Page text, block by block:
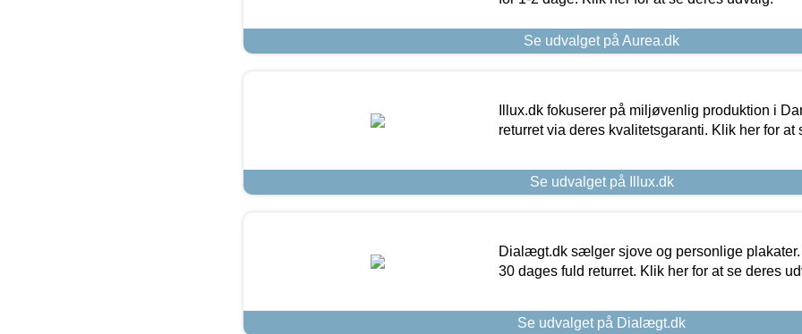
Se udvalget på Aurea.dk
Illux.dk fokuserer på miljøvenlig produktion i
returret via deres kvalitetsgaranti. Klik her for at
Se udvalget på Illux.dk
Dialægt.dk sælger sjove og personlige
30 dages fuld returret. Klik her for at se deres
Se udvalget på Dialægt.dk